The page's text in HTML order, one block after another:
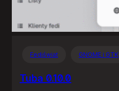
Fediświat GNOME i GTK
Tuba 0.10.0